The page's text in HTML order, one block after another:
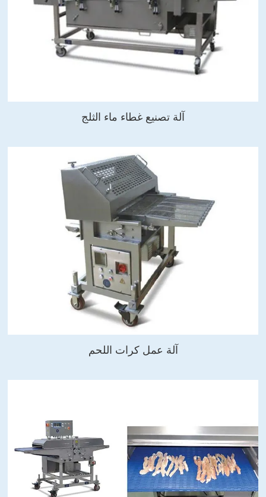
آلة تصنيع غطاء ماء الثلج
آلة عمل كرات اللحم